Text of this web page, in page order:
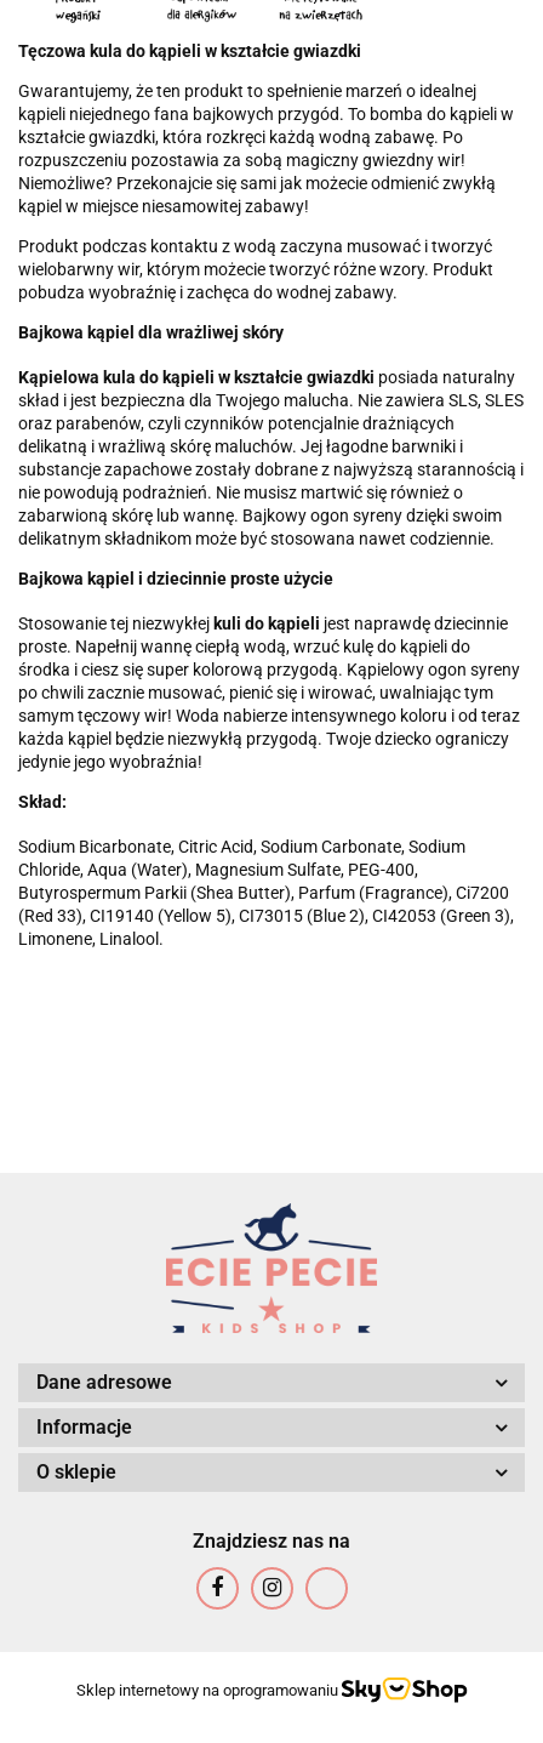
Tęczowa kula do kąpieli w kształcie gwiazdki
Gwarantujemy, że ten produkt to spełnienie marzeń o idealnej
kąpieli niejednego fana bajkowych przygód. To bomba do kąpieli w
kształcie gwiazdki, która rozkręci każdą wodną zabawę. Po
rozpuszczeniu pozostawia za sobą magiczny gwiezdny wir!
Niemożliwe? Przekonajcie się sami jak możecie odmienić zwykłą
kąpiel w miejsce niesamowitej zabawy!
Produkt podczas kontaktu z wodą zaczyna musować i tworzyć
wielobarwny wir, którym możecie tworzyć różne wzory. Produkt
pobudza wyobraźnię i zachęca do wodnej zabawy.
Bajkowa kąpiel dla wrażliwej skóry
Kąpielowa kula do kąpieli w kształcie gwiazdki posiada naturalny
skład i jest bezpieczna dla Twojego malucha. Nie zawiera SLS, SLES
oraz parabenów, czyli czynników potencjalnie drażniących
delikatną i wrażliwą skórę maluchów. Jej łagodne barwniki i
substancje zapachowe zostały dobrane z najwyższą starannością i
nie powodują podrażnień. Nie musisz martwić się również o
zabarwioną skórę lub wannę. Bajkowy ogon syreny dzięki swoim
delikatnym składnikom może być stosowana nawet codziennie.
Bajkowa kąpiel i dziecinnie proste użycie
Stosowanie tej niezwykłej kuli do kąpieli jest naprawdę dziecinnie
proste. Napełnij wannę ciepłą wodą, wrzuć kulę do kąpieli do
środka i ciesz się super kolorową przygodą. Kąpielowy ogon syreny
po chwili zacznie musować, pienić się i wirować, uwalniając tym
samym tęczowy wir! Woda nabierze intensywnego koloru i od teraz
każda kąpiel będzie niezwykłą przygodą. Twoje dziecko ograniczy
jedynie jego wyobraźnia!
Skład:
Sodium Bicarbonate, Citric Acid, Sodium Carbonate, Sodium
Chloride, Aqua (Water), Magnesium Sulfate, PEG-400,
Butyrospermum Parkii (Shea Butter), Parfum (Fragrance), Ci7200
(Red 33), CI19140 (Yellow 5), CI73015 (Blue 2), CI42053 (Green 3),
Limonene, Linalool.
Dane adresowe
Informacje
O sklepie
Znajdziesz nas na
Sklep internetowy na oprogramowaniu